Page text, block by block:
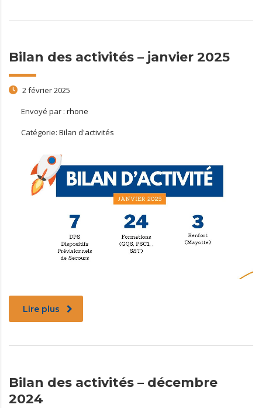
Bilan des activités – janvier 2025
2 février 2025
Envoyé par : rhone
Catégorie: Bilan d'activités
Lire plus
Bilan des activités – décembre
2024